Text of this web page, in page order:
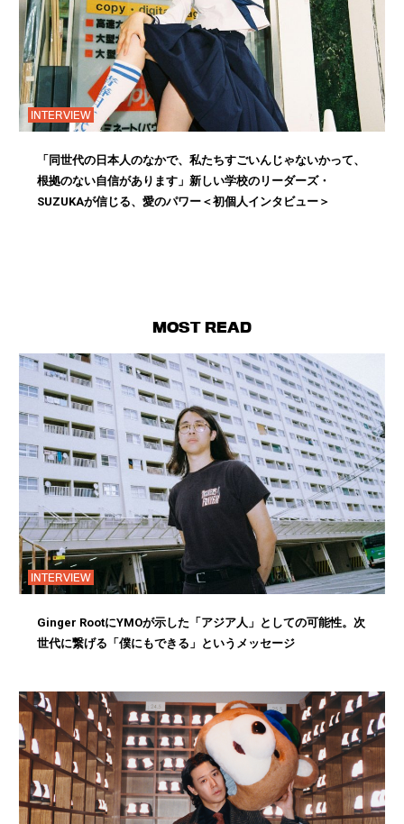
INTERVIEW
「同世代の日本人のなかで、私たちすごいんじゃないかって、
根拠のない自信があります」新しい学校のリーダーズ・
SUZUKAが信じる、愛のパワー＜初個人インタビュー＞
MOST READ
INTERVIEW
Ginger RootにYMOが示した「アジア人」としての可能性。次
世代に繋げる「僕にもできる」というメッセージ